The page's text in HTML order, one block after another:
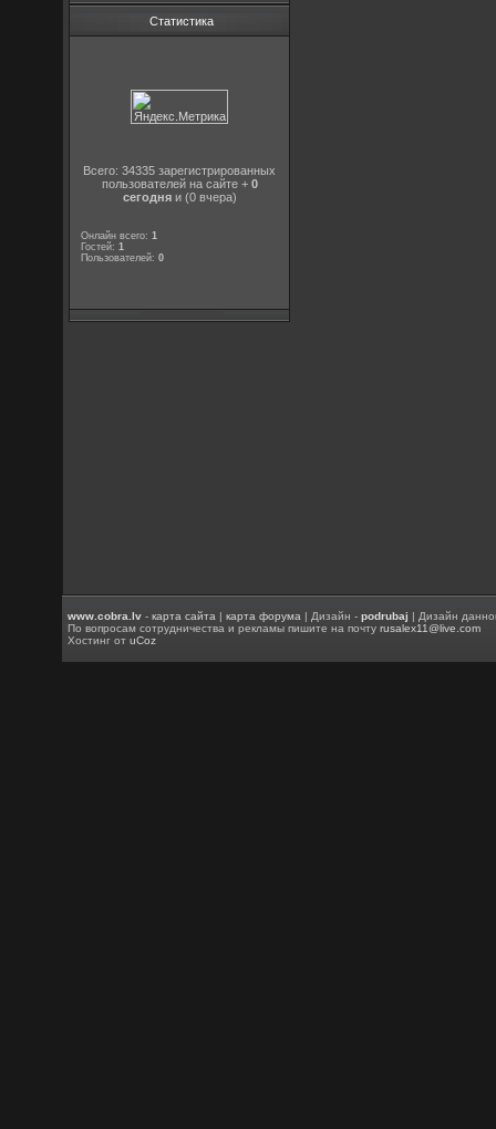
Статистика
Всего: 34335 зарегистрированных
пользователей на сайте + 0
сегодняи (0 вчера)
Онлайн всего:1
Гостей:1
Пользователей:0
www.cobra.lv -карта сайта |карта форума | Дизайн -podrubaj | Дизайн
По вопросам сотрудничества и рекламы пишите на почтуrusalex11@live.com
Хостинг отuCoz